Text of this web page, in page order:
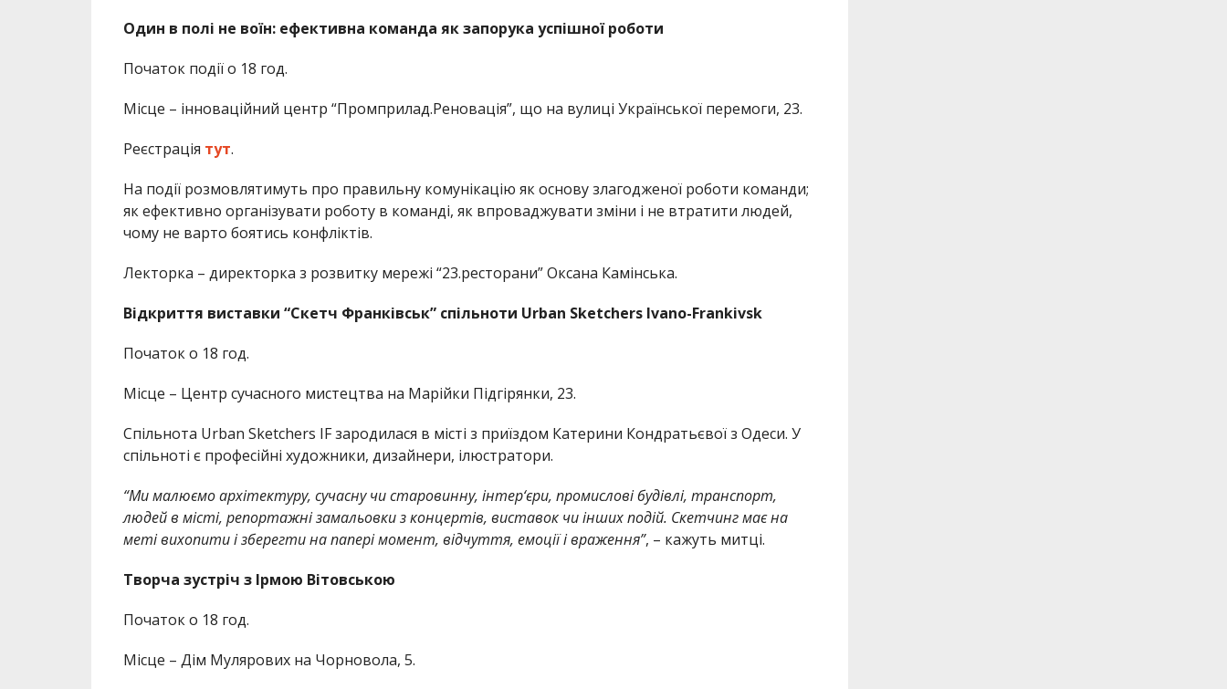
Один в полі не воїн: ефективна команда як запорука успішної роботи
Початок події о 18 год.
Місце – інноваційний центр “Промприлад.Реновація”, що на вулиці Української перемоги, 23.
Реєстрація тут.
На події розмовлятимуть про правильну комунікацію як основу злагодженої роботи команди;
як ефективно організувати роботу в команді, як впроваджувати зміни і не втратити людей,
чому не варто боятись конфліктів.
Лекторка – директорка з розвитку мережі “23.ресторани” Оксана Камінська.
Відкриття виставки “Скетч Франківськ” спільноти Urban Sketchers Ivano-Frankivsk
Початок о 18 год.
Місце – Центр сучасного мистецтва на Марійки Підгірянки, 23.
Спільнота Urban Sketchers IF зародилася в місті з приїздом Катерини Кондратьєвої з Одеси. У
спільноті є професійні художники, дизайнери, ілюстратори.
“Ми малюємо архітектуру, сучасну чи старовинну, інтер‘єри, промислові будівлі, транспорт,
людей в місті, репортажні замальовки з концертів, виставок чи інших подій. Скетчинг має на
меті вихопити і зберегти на папері момент, відчуття, емоції і враження”, – кажуть митці.
Творча зустріч з Ірмою Вітовською
Початок о 18 год.
Місце – Дім Мулярових на Чорновола, 5.